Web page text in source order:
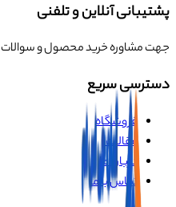
پشتیبانی آنلاین و تلفنی
جهت مشاوره خرید محصول و سوالات
دسترسی سریع
فروشگاه
مقالات
درباره ما
تماس با ما